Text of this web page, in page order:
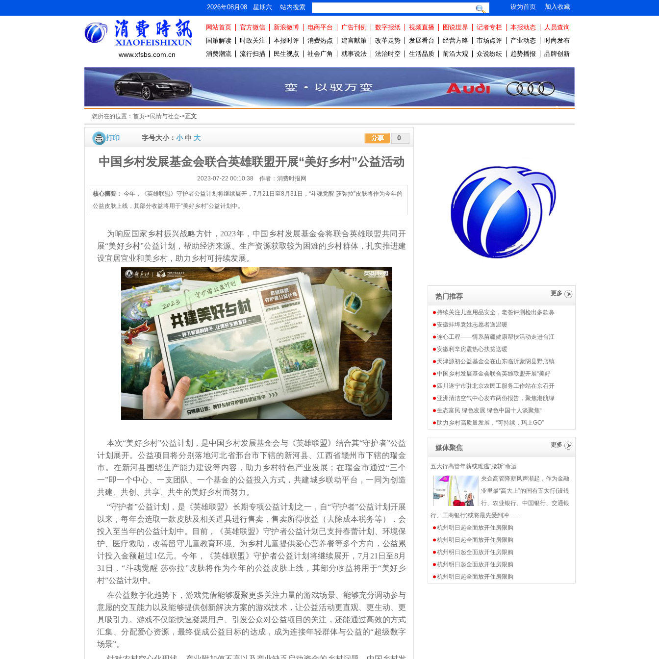
2026年08月08 星期六 站内搜索 加入收藏
设为首页
www.xfsbs.com.cn
网站首页 官方微信 新浪微博 电商平台 广告刊例 数字报纸 视频直播 图说世界 记者专栏 本报动态
人员查询
国策解读
时政关注 本报时评 消费热点 建言献策 改革走势 发展看台 经营方略 市场点评 产业动态
时尚发布
消费潮流
流行扫描 民生视点 社会广角 就事说法 法治时空 生活品质 前沿大观 众说纷纭 趋势播报 品牌创新
您所在的位置： 首页->民情与社会->正文
打印 字号大小： 小中 大 0
中国乡村发展基金会联合英雄联盟开展“美好乡村”公益活动
2023-07-22 00:10:38 作者：消费时报网
核心摘要： 今年，《英雄联盟》守护者公益计划将继续展开，7月21日至8月31日，“斗魂觉醒 莎弥拉”皮肤将作为今年的
公益皮肤上线，其部分收益将用于“美好乡村”公益计划中。
为响应国家乡村振兴战略方针，2023年，中国乡村发展基金会将联合英雄联盟共同开
展“美好乡村”公益计划，帮助经济来源、生产资源获取较为困难的乡村群体，扎实推进建
设宜居宜业和美乡村，助力乡村可持续发展。
本次“美好乡村”公益计划，是中国乡村发展基金会与《英雄联盟》结合其“守护者”公益
计划展开。公益项目将分别落地河北省邢台市下辖的新河县、江西省赣州市下辖的瑞金
市。在新河县围绕生产能力建设等内容，助力乡村特色产业发展；在瑞金市通过“三个
一”即一个中心、一支团队、一个基金的公益投入方式，共建城乡联动平台，一同为创造
共建、共创、共享、共生的美好乡村而努力。
“守护者”公益计划，是《英雄联盟》长期专项公益计划之一，自“守护者”公益计划开展
以来，每年会选取一款皮肤及相关道具进行售卖，售卖所得收益（去除成本税务等），会
投入至当年的公益计划中。目前，《英雄联盟》守护者公益计划已支持春蕾计划、环境保
护、医疗救助，改善留守儿童教育环境、为乡村儿童提供爱心营养餐等多个方向，公益累
计投入金额超过1亿元。今年，《英雄联盟》守护者公益计划将继续展开，7月21日至8月
31日，“斗魂觉醒 莎弥拉”皮肤将作为今年的公益皮肤上线，其部分收益将用于“美好乡
村”公益计划中。
在公益数字化趋势下，游戏凭借能够凝聚更多关注力量的游戏场景、能够充分调动参与
意愿的交互能力以及能够提供创新解决方案的游戏技术，让公益活动更直观、更生动、更
具吸引力。游戏不仅能快速凝聚用户、引发公众对公益项目的关注，还能通过高效的方式
汇集、分配爱心资源，最终促成公益目标的达成，成为连接年轻群体与公益的“超级数字
场景”。
热门推荐 更多
持续关注儿童用品安全，老爸评测检出多款鼻
安徽蚌埠袁姓志愿者送温暖
连心工程——情系苗疆健康帮扶活动走进台江
安徽利辛房震热心扶贫送暖
天津源初公益基金会在山东临沂蒙阴县野店镇
中国乡村发展基金会联合英雄联盟开展“美好
四川遂宁市驻北京农民工服务工作站在京召开
亚洲清洁空气中心发布两份报告，聚焦港航绿
生态富民 绿色发展 绿色中国十人谈聚焦“
助力乡村高质量发展，“可持续，玛上GO”
媒体聚焦 更多
五大行高管年薪或难逃“腰斩”命运
央企高管降薪风声渐起，作为金融
业里最“高大上”的国有五大行(设银
行、农业银行、中国银行、交通银
行、工商银行)或将最先受到冲……
杭州明日起全面放开住房限购
杭州明日起全面放开住房限购
杭州明日起全面放开住房限购
杭州明日起全面放开住房限购
杭州明日起全面放开住房限购